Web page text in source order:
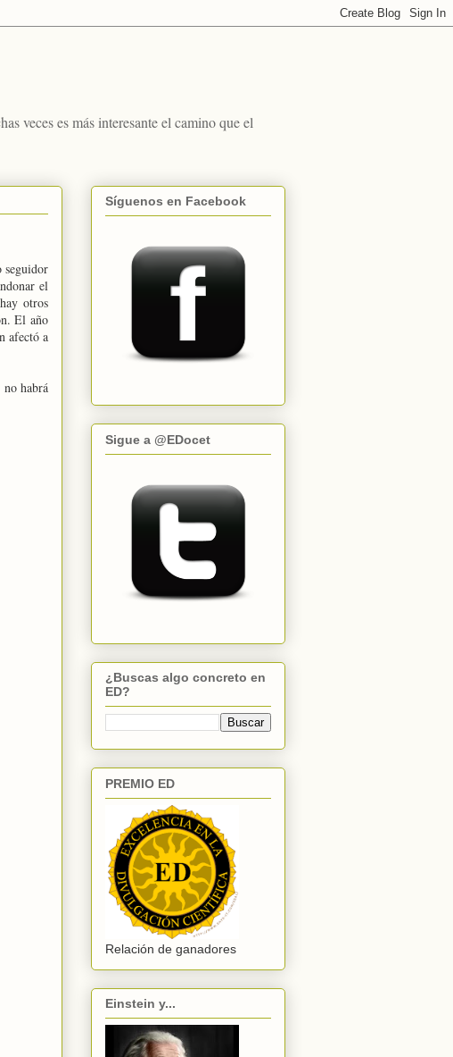
veces es más interesante el camino que el
seguidor
el
otros
El año
afectó a
no habrá
Síguenos en Facebook
Sigue a @EDocet
¿Buscas algo concreto en
ED?
PREMIO ED
Relación de ganadores
Einstein y...